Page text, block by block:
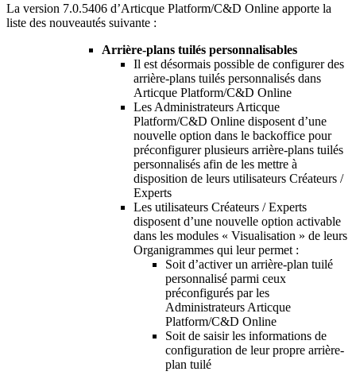
La version 7.0.5406 d’Articque Platform/C&D Online apporte la
liste des nouveautés suivante :
Arrière-plans tuilés personnalisables
Il est désormais possible de configurer des
arrière-plans tuilés personnalisés dans
Articque Platform/C&D Online
Les Administrateurs Articque
Platform/C&D Online disposent d’une
nouvelle option dans le backoffice pour
préconfigurer plusieurs arrière-plans tuilés
personnalisés afin de les mettre à
disposition de leurs utilisateurs Créateurs /
Experts
Les utilisateurs Créateurs / Experts
disposent d’une nouvelle option activable
dans les modules « Visualisation » de leurs
Organigrammes qui leur permet :
Soit d’activer un arrière-plan tuilé
personnalisé parmi ceux
préconfigurés par les
Administrateurs Articque
Platform/C&D Online
Soit de saisir les informations de
configuration de leur propre arrière-
plan tuilé